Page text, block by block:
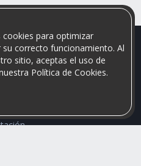
cookies para optimizar
correcto funcionamiento. Al
sitio, aceptas el uso de
Política de Cookies.
con las que buscan una